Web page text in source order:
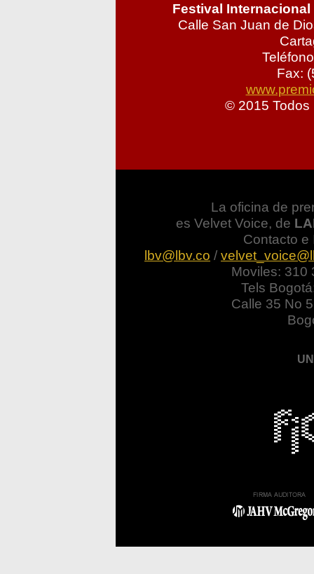
Festival
Calle San Juan de
Fax:
© 2015 Todos
La oficina de
es Velvet Voice, de
Contacto e
lbv@lbv.co /
Moviles: 310
Tels
Calle 35 No